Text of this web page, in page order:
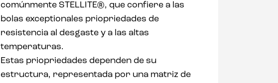
comúnmente STELLITE®, que confiere a las
bolas exceptionales priopriedades de
resistencia al desgaste y a las altas
temperaturas.
Estas priopriedades dependen de su
estructura, representada por una matriz de